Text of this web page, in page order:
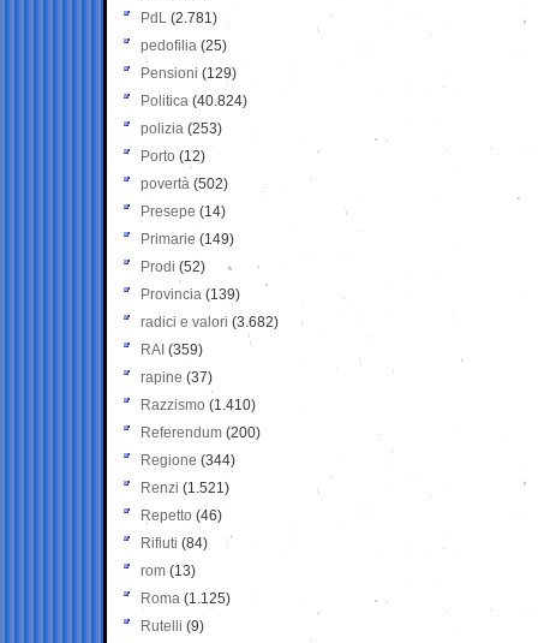
PdL (2.781)
pedofilia (25)
Pensioni (129)
Politica (40.824)
polizia (253)
Porto (12)
povertà (502)
Presepe (14)
Primarie (149)
Prodi (52)
Provincia (139)
radici e valori (3.682)
RAI (359)
rapine (37)
Razzismo (1.410)
Referendum (200)
Regione (344)
Renzi (1.521)
Repetto (46)
Rifiuti (84)
rom (13)
Roma (1.125)
Rutelli (9)